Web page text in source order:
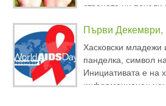
страната ни
един от най-
българските
Първи
Хасковски младежи
панделка, символ
Инициативата е на
информационен